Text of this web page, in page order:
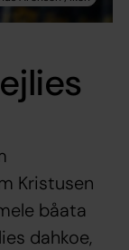
Kristusen
båata
dahkoe,